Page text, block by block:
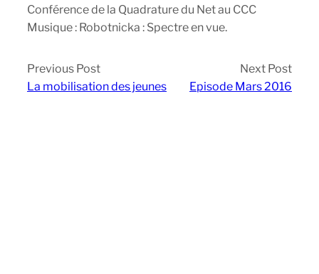
Conférence de la Quadrature du Net au CCC
Musique : Robotnicka : Spectre en vue.
Previous Post
La mobilisation des jeunes
Next Post
Episode Mars 2016